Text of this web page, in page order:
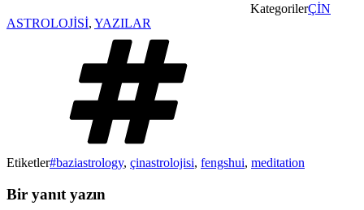
KategorilerÇİN
ASTROLOJİSİ, YAZILAR
Etiketler#baziastrology, çinastrolojisi, fengshui, meditation
Bir yanıt yazın